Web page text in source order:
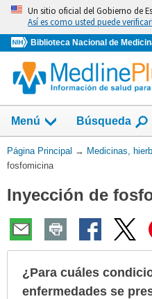
Omita
vaya
al
Contenido
Un sitio oficial del Gobierno de
Así es como usted puede
Biblioteca Nacional de
Menú
Mostrar
campo
de
Búsqueda
Usted
está
Página Principal → Medicinas,
fosfomicina
Inyección de
¿Para cuáles
enfermedades se